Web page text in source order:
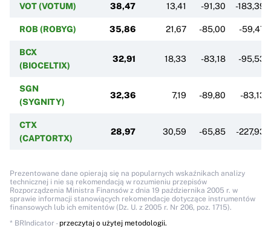
VOT (VOTUM) 38,47 13,41 -91,30 -183,39
ROB (ROBYG) 35,86 21,67 -85,00 -59,47
BCX
(BIOCELTIX)
32,91 18,33 -83,18 -95,53
SGN
(SYGNITY)
32,36 7,19 -89,80 -83,13
CTX
(CAPTORTX)
28,97 30,59 -65,85 -227,93
Prezentowane dane opierają się na popularnych wskaźnikach analizy
technicznej i nie są rekomendacją w rozumieniu przepisów
Rozporządzenia Ministra Finansów z dnia 19 października 2005 r. w
sprawie informacji stanowiących rekomendacje dotyczące instrumentów
finansowych lub ich emitentów (Dz. U. z 2005 r. Nr 206, poz. 1715).
* BRIndicator - przeczytaj o użytej metodologii.